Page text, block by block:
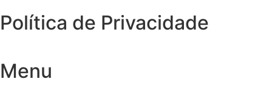
Política de Privacidade
Menu